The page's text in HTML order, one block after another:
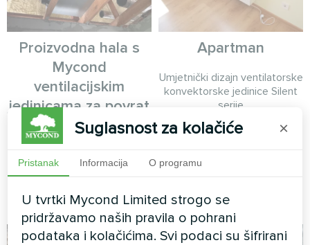
Proizvodna hala s
Mycond
ventilacijskim
jedinicama za povrat
energije MVS DW
s povratom energije MVS DW
zraka s povratom topline
Apartman
Umjetnički dizajn ventilatorske
konvektorske jedinice Silent
serije
Suglasnost za kolačiće ×
Pristanak Informacija O programu
U tvrtki Mycond Limited strogo se
pridržavamo naših pravila o pohrani
podataka i kolačićima. Svi podaci su šifrirani